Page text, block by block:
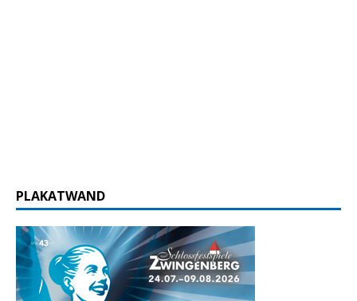
PLAKATWAND